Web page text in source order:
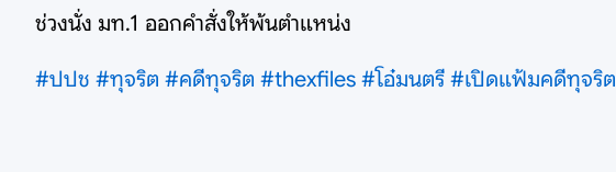
ช่วงนั่ง มท.1 ออกคำสั่งให้พ้นตำแหน่ง
#ปปช #ทุจริต #คดีทุจริต #thexfiles #โอ๋มนตรี #เปิดแฟ้มคดีทุจริต